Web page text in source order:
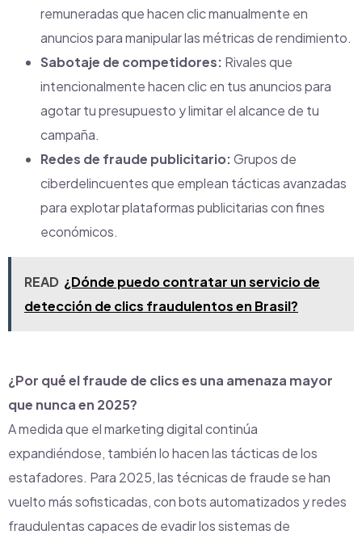
remuneradas que hacen clic manualmente en
anuncios para manipular las métricas de rendimiento.
Sabotaje de competidores: Rivales que
intencionalmente hacen clic en tus anuncios para
agotar tu presupuesto y limitar el alcance de tu
campaña.
Redes de fraude publicitario:Grupos de
ciberdelincuentes que emplean tácticas avanzadas
para explotar plataformas publicitarias con fines
económicos.
READ ¿Dónde puedo contratar un servicio de
detección de clics fraudulentos en Brasil?
¿Por qué el fraude de clics es una amenaza mayor
que nunca en 2025?
A medida que el marketing digital continúa
expandiéndose, también lo hacen las tácticas de los
estafadores. Para 2025, las técnicas de fraude se han
vuelto más sofisticadas, con bots automatizados y redes
fraudulentas capaces de evadir los sistemas de